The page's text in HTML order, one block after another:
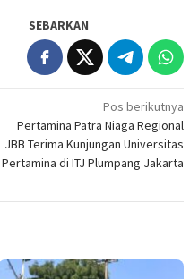
SEBARKAN
Pos berikutnya
Pertamina Patra Niaga Regional
JBB Terima Kunjungan Universitas
Pertamina di ITJ Plumpang Jakarta